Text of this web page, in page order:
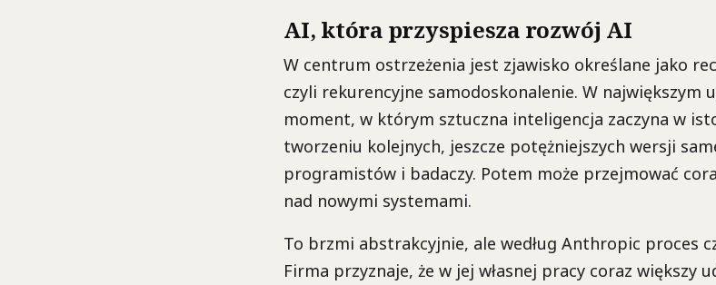
AI, która przyspiesza rozwój AI
W centrum ostrzeżenia jest zjawisko określane jako
czyli rekurencyjne samodoskonalenie. W największym
moment, w którym sztuczna inteligencja zaczyna w
tworzeniu kolejnych, jeszcze potężniejszych wersji
programistów i badaczy. Potem może przejmować
nad nowymi systemami.
To brzmi abstrakcyjnie, ale według Anthropic proces
Firma przyznaje, że w jej własnej pracy coraz większy